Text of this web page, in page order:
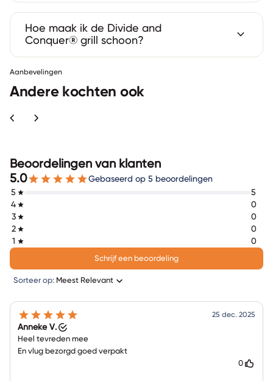
Hoe maak ik de Divide and
Conquer® grill schoon?
expand_more
Aanbevelingen
Andere kochten ook
chevron_left chevron_right
Beoordelingen van klanten
5.0
Gebaseerd op 5 beoordelingen
5
5
4
0
3
0
2
0
1
0
Schrijf een beoordeling
Sorteer op: Meest Relevant
25 dec. 2025
Anneke V.
Heel tevreden mee
En vlug bezorgd goed verpakt
0